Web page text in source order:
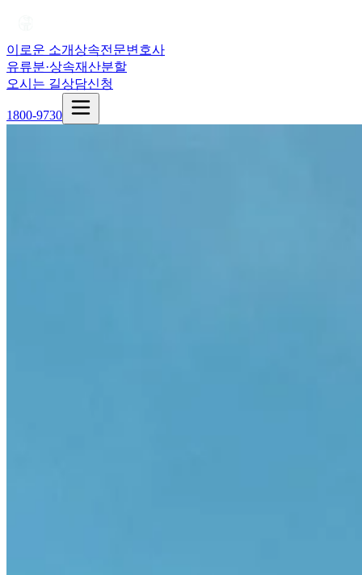
이로운 소개상속전문변호사
유류분·상속재산분할
오시는 길상담신청
1800-9730